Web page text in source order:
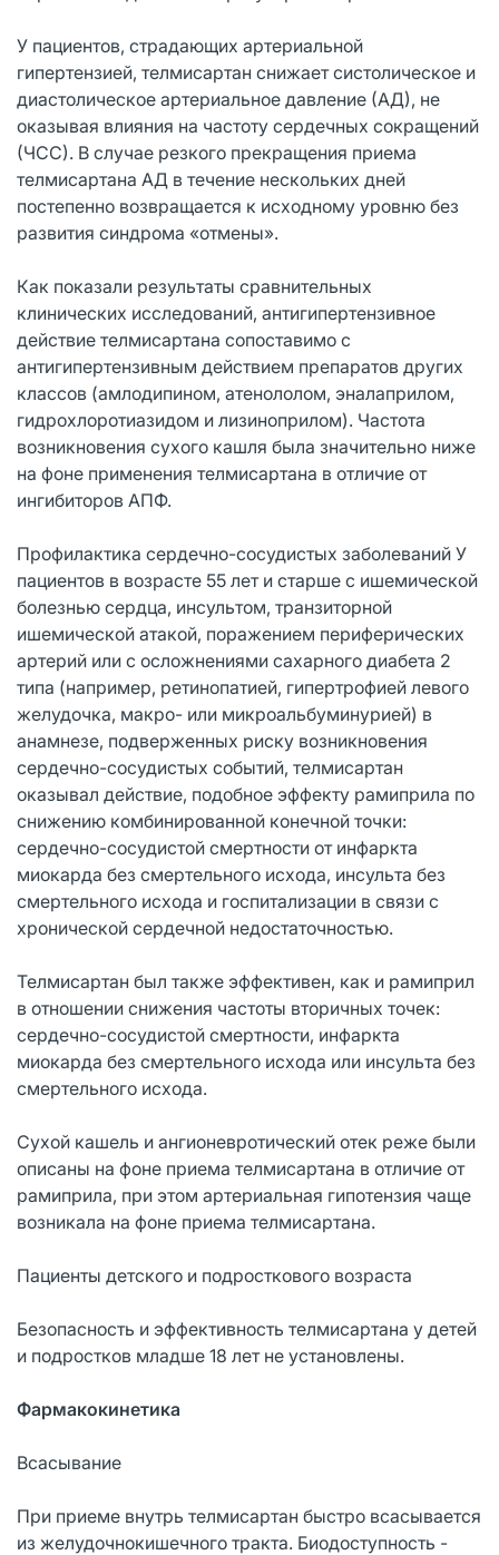
У пациентов, страдающих артериальной
гипертензией, телмисартан снижает систолическое и
диастолическое артериальное давление (АД), не
оказывая влияния на частоту сердечных сокращений
(ЧСС). В случае резкого прекращения приема
телмисартана АД в течение нескольких дней
постепенно возвращается к исходному уровню без
развития синдрома «отмены».
Как показали результаты сравнительных
клинических исследований, антигипертензивное
действие телмисартана сопоставимо с
антигипертензивным действием препаратов других
классов (амлодипином, атенололом, эналаприлом,
гидрохлоротиазидом и лизиноприлом). Частота
возникновения сухого кашля была значительно ниже
на фоне применения телмисартана в отличие от
ингибиторов АПФ.
Профилактика сердечно-сосудистых заболеваний У
пациентов в возрасте 55 лет и старше с ишемической
болезнью сердца, инсультом, транзиторной
ишемической атакой, поражением периферических
артерий или с осложнениями сахарного диабета 2
типа (например, ретинопатией, гипертрофией левого
желудочка, макро- или микроальбуминурией) в
анамнезе, подверженных риску возникновения
сердечно-сосудистых событий, телмисартан
оказывал действие, подобное эффекту рамиприла по
снижению комбинированной конечной точки:
сердечно-сосудистой смертности от инфаркта
миокарда без смертельного исхода, инсульта без
смертельного исхода и госпитализации в связи с
хронической сердечной недостаточностью.
Телмисартан был также эффективен, как и рамиприл
в отношении снижения частоты вторичных точек:
сердечно-сосудистой смертности, инфаркта
миокарда без смертельного исхода или инсульта без
смертельного исхода.
Сухой кашель и ангионевротический отек реже были
описаны на фоне приема телмисартана в отличие от
рамиприла, при этом артериальная гипотензия чаще
возникала на фоне приема телмисартана.
Пациенты детского и подросткового возраста
Безопасность и эффективность телмисартана у детей
и подростков младше 18 лет не установлены.
Фармакокинетика
Всасывание
При приеме внутрь телмисартан быстро всасывается
из желудочнокишечного тракта. Биодоступность -